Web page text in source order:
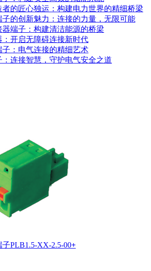
的匠心独运：构建电力世界的精细桥梁
子的创新魅力：连接的力量，无限可能
端子：构建清洁能源的桥梁
：开启无障碍连接新时代
子：电气连接的精细艺术
连接智慧，守护电气安全之道
PLB1.5-XX-2.5-00+